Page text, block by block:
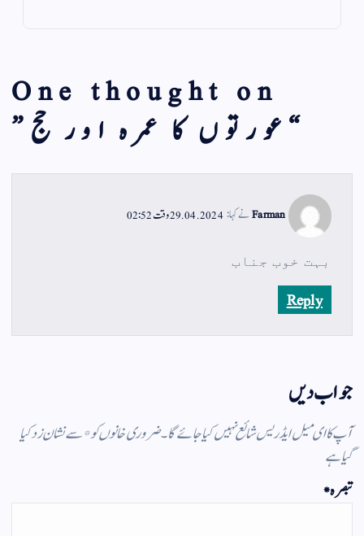
One thought on
“عورتوں کا عمرہ اور حج”
Farmanنے کہا: 29.04.2024 وقت 02:52
بہت خوب جناب
Reply
جواب دیں
آپ کا ای میل ایڈریس شائع نہیں کیا جائے گا۔ضروری خانوں کو*سے نشان زد کیا
گیا ہے
تبصرہ*